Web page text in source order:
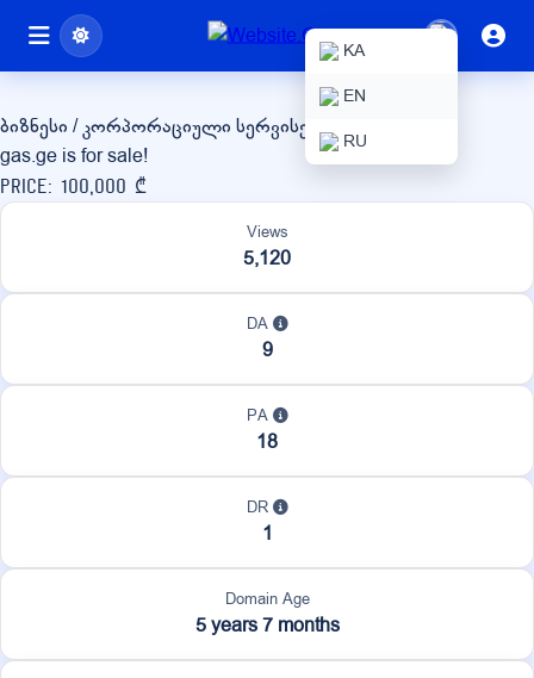
KA
EN
RU
gas.ge
ბიზნესი / კორპორაციული სერვისები
gas.ge is for sale!
Price: 100,000 ₾
Views
5,120
DA
9
PA
18
DR
1
Domain Age
5 years 7 months